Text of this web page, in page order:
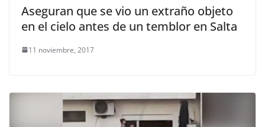
Aseguran que se vio un extraño objeto
en el cielo antes de un temblor en Salta
11 noviembre, 2017